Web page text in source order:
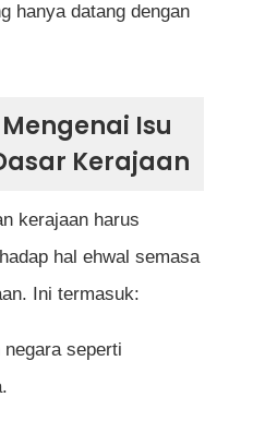
hanya datang dengan
Isu
Kerajaan
kerajaan harus
hal ehwal semasa
Ini termasuk:
negara seperti